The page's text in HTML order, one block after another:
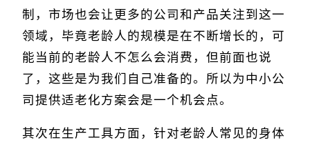
制，市场也会让更多的公司和产品关注到这一
领域，毕竟老龄人的规模是在不断增长的，可
能当前的老龄人不怎么会消费，但前面也说
了，这些是为我们自己准备的。所以为中小公
司提供适老化方案会是一个机会点。
其次在生产工具方面，针对老龄人常见的身体